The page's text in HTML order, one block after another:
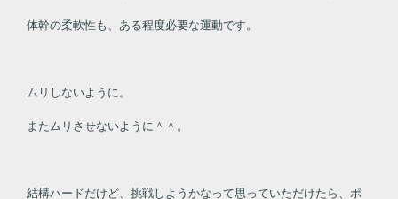
体幹の柔軟性も、ある程度必要な運動です。
ムリしないように。
またムリさせないように＾＾。
結構ハードだけど、挑戦しようかなって思っていただけたら、ポ